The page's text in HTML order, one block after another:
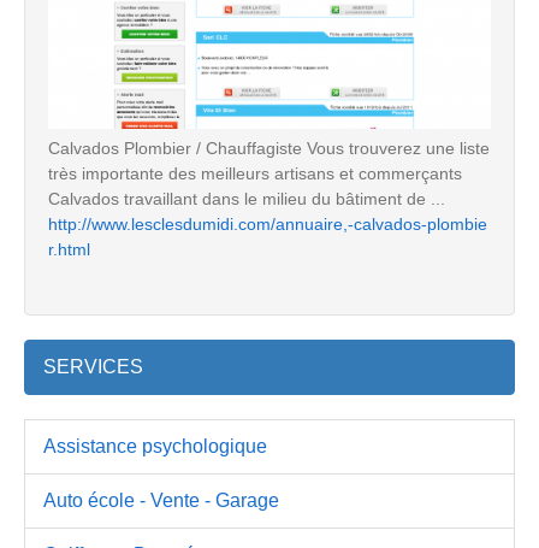
Calvados Plombier / Chauffagiste Vous trouverez une liste
très importante des meilleurs artisans et commerçants
Calvados travaillant dans le milieu du bâtiment de ...
http://www.lesclesdumidi.com/annuaire,-calvados-plombie
r.html
SERVICES
Assistance psychologique
Auto école - Vente - Garage